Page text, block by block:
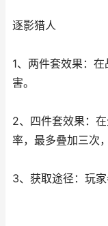
逐影猎人
1、两件套效果：
害。
2、四件套效果：
率，最多叠加三次
3、获取途径：玩家